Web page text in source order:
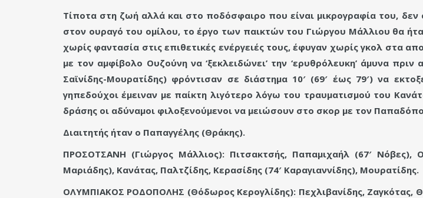
Τίποτα στη ζωή αλλά και στο ποδόσφαιρο που είναι μικρογραφία του,
στον ουραγό του ομίλου, το έργο των παικτών του Γιώργου Μάλλιου θα
χωρίς φαντασία στις επιθετικές ενέργειές τους, έφυγαν χωρίς γκολ στα
με τον αμφίβολο Ουζούνη να ‘ξεκλειδώνει’ την ‘ερυθρόλευκη’ άμυνα
Σαϊνίδης-Μουρατίδης) φρόντισαν σε διάστημα 10′ (69′ έως 79′) να
γηπεδούχοι έμειναν με παίκτη λιγότερο λόγω του τραυματισμού του
δράσης οι αδύναμοι φιλοξενούμενοι να μειώσουν στο σκορ με τον
Διαιτητής ήταν ο Παπαγγέλης (Θράκης).
ΠΡΟΣΟΤΣΑΝΗ (Γιώργος Μάλλιος): Πιτσακτσής, Παπαμιχαήλ (67′ Νόβες),
Μαριάδης), Κανάτας, Παλτζίδης, Κερασίδης (74′ Καραγιαννίδης), Μουρατίδης.
ΟΛΥΜΠΙΑΚΟΣ ΡΟΔΟΠΟΛΗΣ (Θόδωρος Κερογλίδης): Πεχλιβανίδης, Ζαγκότας,